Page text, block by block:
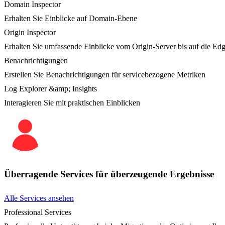
Domain Inspector
Erhalten Sie Einblicke auf Domain-Ebene
Origin Inspector
Erhalten Sie umfassende Einblicke vom Origin-Server bis auf die
Benachrichtigungen
Erstellen Sie Benachrichtigungen für servicebezogene Metriken
Log Explorer &amp; Insights
Interagieren Sie mit praktischen Einblicken
Überragende Services für überzeugende Ergebnisse
Alle Services ansehen
Professional Services